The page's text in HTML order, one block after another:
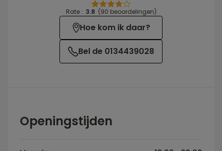
Rate : 3.8 (90 beoordelingen)
Hoe kom ik daar?
Bel de 0134439028
Openingstijden